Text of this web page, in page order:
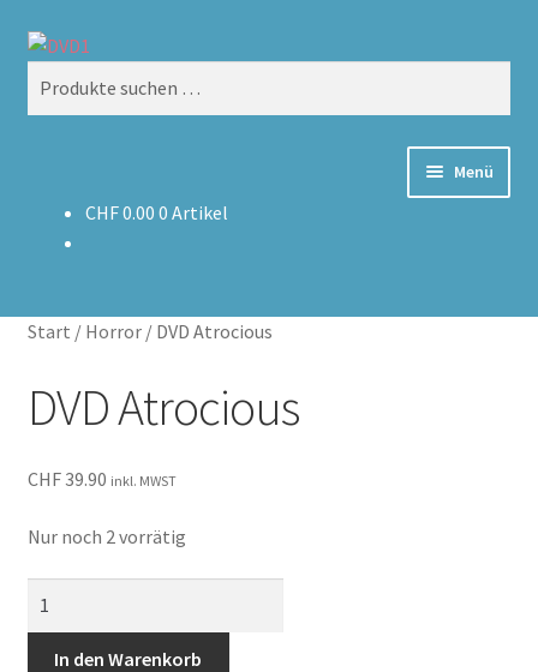
Zur
Zum
Suchen
Menü
CHF0.00 0 Artikel
Start / Horror/ DVD Atrocious
DVD Atrocious
CHF39.90 inkl. MWST
Nur noch 2 vorrätig
In den Warenkorb